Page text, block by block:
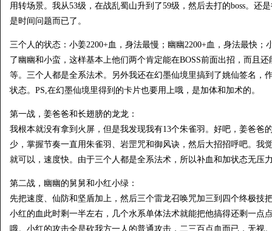
用转场景。我从53级，在战乱蜀山升到了59级，然后去打的boss。还
是时间问题而已了。
三个人的状态：小姜2200+血，身法最慢；幽幽2200+血，身法最快；
了幽幽和小蛮，这样基本上他们两个肯定能在BOSS前面出招，而且
等。三个人都是全系法术。另外我还在幻墨仙境里搞到了姚仙签名，
状态。PS,在幻墨仙境里得到的卡片也要用上哦，是加体和加术的。
第一战，姜爸爸和长翅膀的龙龙：
我根本就没有拿到火屏，但是我发现我有13个朱雀羽。好吧，姜爸爸
少，掌握节奏一直用朱雀羽、岩罡咒和御风诀，然后大招招呼吧。我
就可以，速度快。由于三个人都是全系法术，所以补血和加状态无
第二战，幽幽的舅舅和小红小绿：
先把速度、仙防和坚盾加上，然后三个雷龙召唤咒加三到四个终极技
小红的血此时剩一半左右，几个水系单体法术就能把他搞得还剩一点
哦。小红的攻击全是砍我方一人的普通攻击，二三百点血而已，无视